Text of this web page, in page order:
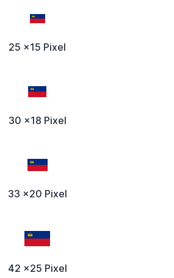
25 x15 Pixel
30 x18 Pixel
33 x20 Pixel
42 x25 Pixel